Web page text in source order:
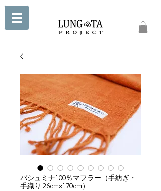
パシュミナ100％マフラー（手紡ぎ・
手織り 26cm×170cm）